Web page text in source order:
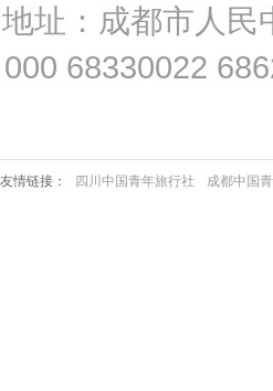
地址：成都市人民
000 68330022
友情链接： 四川中国青年旅行社 成都中国